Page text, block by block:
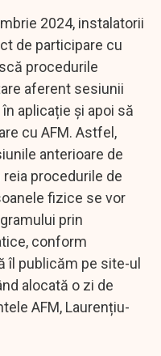
2024, instalatorii
de participare cu
procedurile
aferent sesiunii
aplicație și apoi să
cu AFM. Astfel,
anterioare de
procedurile de
fizice se vor
prin
conform
îl publicăm pe site-ul
alocată o zi de
AFM, Laurențiu-